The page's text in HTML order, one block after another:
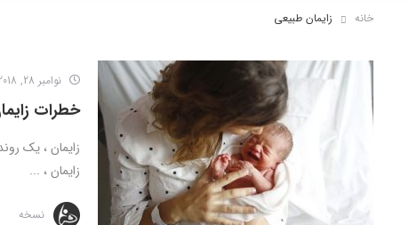
خانه زایمان طبیعی
نوامبر 28, 2018
خطرات
زایمان ، یک
زایمان ، ...
نسخه